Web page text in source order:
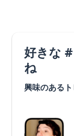
好きな
ね
興味のある